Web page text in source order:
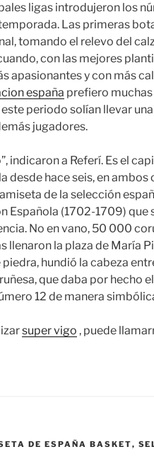
ligas introdujeron los
Las primeras
tomando el relevo del
con las mejores
apasionantes y con más
españa prefiero muchas
periodo solían llevar
jugadores.
indicaron a Referí. Es el
desde hace seis, en
de la selección
Española (1702-1709) que
No en vano, 50 000
la plaza de María
hundió la cabeza
que daba por hecho
12 de manera
super vigo , puede
DE ESPAÑA BASKET,